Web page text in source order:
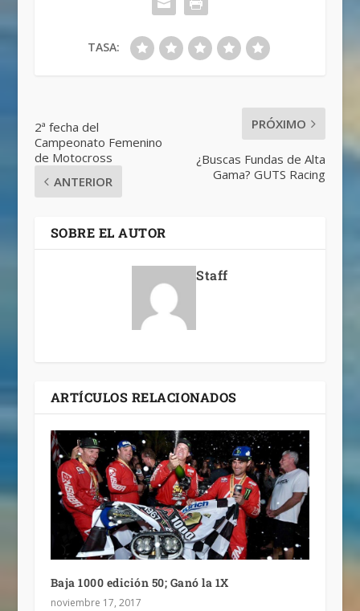
TASA:
2ª fecha del
Campeonato Femenino
de Motocross
ANTERIOR
PRÓXIMO
¿Buscas Fundas de Alta
Gama? GUTS Racing
SOBRE EL AUTOR
Staff
ARTÍCULOS RELACIONADOS
Baja 1000 edición 50; Ganó la 1X
noviembre 17, 2017